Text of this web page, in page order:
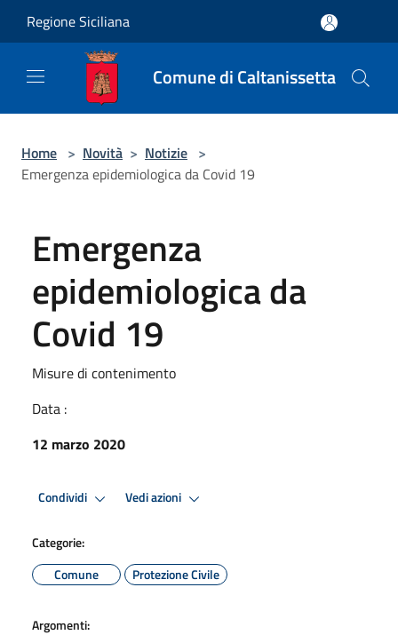
Regione Siciliana
Comune di Caltanissetta
Home > Novità > Notizie >
Emergenza epidemiologica da Covid 19
Emergenza
epidemiologica da
Covid 19
Misure di contenimento
Data :
12 marzo 2020
Condividi Vedi azioni
Categorie:
Comune
Protezione Civile
Argomenti: